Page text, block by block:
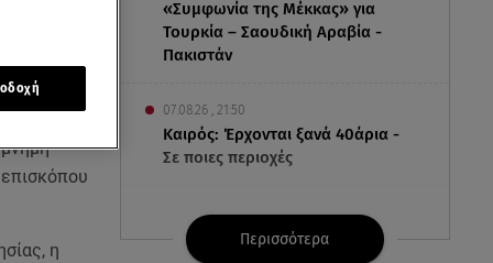
«Συμφωνία της Μέκκας» για
Τουρκία – Σαουδική Αραβία -
Πακιστάν
07.08.26 , 21:50
Καιρός: Έρχονται ξανά 40άρια -
Σε ποιες περιοχές
07.08.26 , 21:32
Κρήτη: Τουρίστας ρωτούσε
Περισσότερα
η